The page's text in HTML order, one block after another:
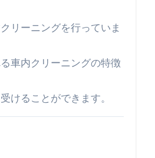
リーニングを行っていま
車内クリーニングの特徴
けることができます。